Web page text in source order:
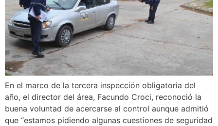
En el marco de la tercera inspección obligatoria del
año, el director del área, Facundo Croci, reconoció la
buena voluntad de acercarse al control aunque admitió
que “estamos pidiendo algunas cuestiones de seguridad